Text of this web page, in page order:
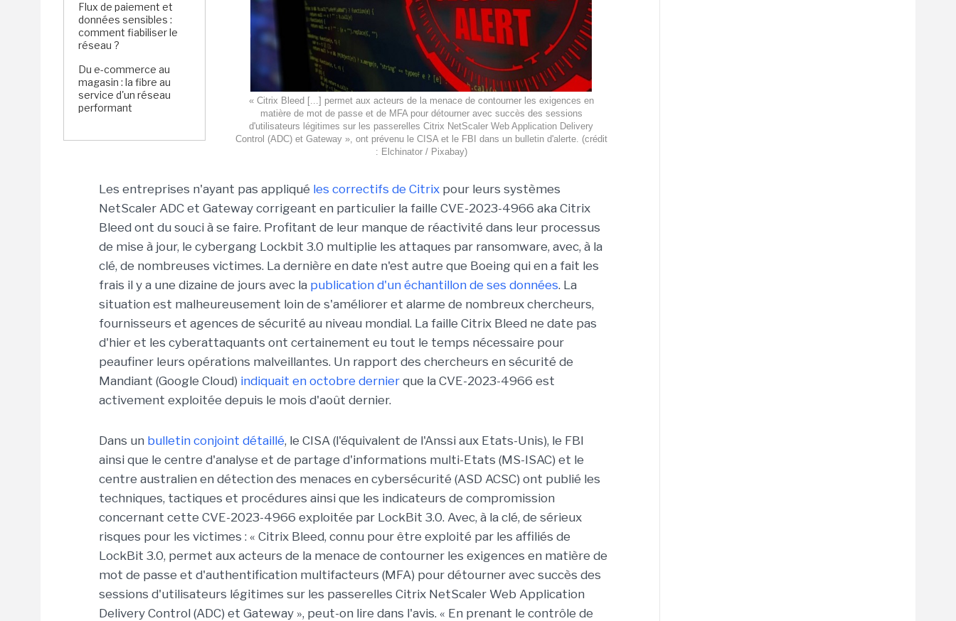
Flux de paiement et
données sensibles :
comment fiabiliser le
réseau ?
Du e-commerce au
magasin : la fibre au
service d'un réseau
performant
« Citrix Bleed [...] permet aux acteurs de la menace de contourner les exigences en
matière de mot de passe et de MFA pour détourner avec succès des sessions
d'utilisateurs légitimes sur les passerelles Citrix NetScaler Web Application Delivery
Control (ADC) et Gateway », ont prévenu le CISA et le FBI dans un bulletin d'alerte. (crédit
: Elchinator / Pixabay)
Les entreprises n'ayant pas appliqué les correctifs de Citrix pour leurs systèmes
NetScaler ADC et Gateway corrigeant en particulier la faille CVE-2023-4966 aka Citrix
Bleed ont du souci à se faire. Profitant de leur manque de réactivité dans leur processus
de mise à jour, le cybergang Lockbit 3.0 multiplie les attaques par ransomware, avec, à la
clé, de nombreuses victimes. La dernière en date n'est autre que Boeing qui en a fait les
frais il y a une dizaine de jours avec la publication d'un échantillon de ses données. La
situation est malheureusement loin de s'améliorer et alarme de nombreux chercheurs,
fournisseurs et agences de sécurité au niveau mondial. La faille Citrix Bleed ne date pas
d'hier et les cyberattaquants ont certainement eu tout le temps nécessaire pour
peaufiner leurs opérations malveillantes. Un rapport des chercheurs en sécurité de
Mandiant (Google Cloud) indiquait en octobre dernier que la CVE-2023-4966 est
activement exploitée depuis le mois d'août dernier.
Dans un bulletin conjoint détaillé, le CISA (l'équivalent de l'Anssi aux Etats-Unis), le FBI
ainsi que le centre d'analyse et de partage d'informations multi-Etats (MS-ISAC) et le
centre australien en détection des menaces en cybersécurité (ASD ACSC) ont publié les
techniques, tactiques et procédures ainsi que les indicateurs de compromission
concernant cette CVE-2023-4966 exploitée par LockBit 3.0. Avec, à la clé, de sérieux
risques pour les victimes : « Citrix Bleed, connu pour être exploité par les affiliés de
LockBit 3.0, permet aux acteurs de la menace de contourner les exigences en matière de
mot de passe et d'authentification multifacteurs (MFA) pour détourner avec succès des
sessions d'utilisateurs légitimes sur les passerelles Citrix NetScaler Web Application
Delivery Control (ADC) et Gateway », peut-on lire dans l'avis. « En prenant le contrôle de